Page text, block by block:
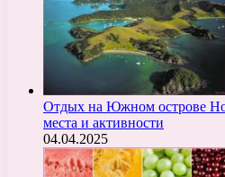
Отдых на Южном острове
места и активности
04.04.2025